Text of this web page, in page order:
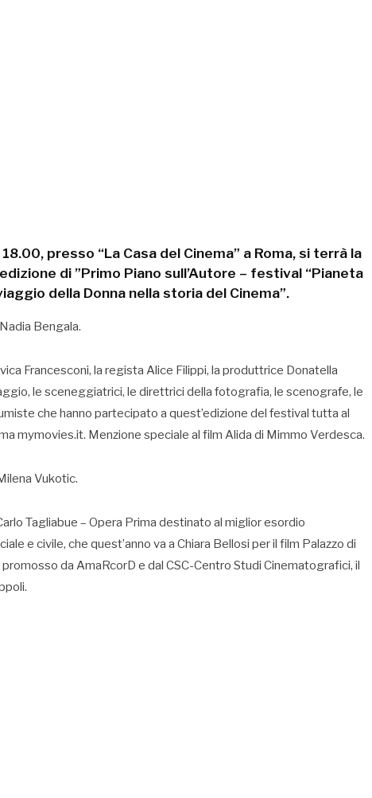
presso “La Casa del Cinema” a Roma, si terrà la
di ”Primo Piano sull’Autore – festival “Pianeta
della Donna nella storia del Cinema”.
Bengala.
Francesconi, la regista Alice Filippi, la produttrice Donatella
le sceneggiatrici, le direttrici della fotografia, le scenografe, le
che hanno partecipato a quest’edizione del festival tutta al
mymovies.it. Menzione speciale al film Alida di Mimmo Verdesca.
Vukotic.
Tagliabue – Opera Prima destinato al miglior esordio
e civile, che quest’anno va a Chiara Bellosi per il film Palazzo di
da AmaRcorD e dal CSC-Centro Studi Cinematografici, il